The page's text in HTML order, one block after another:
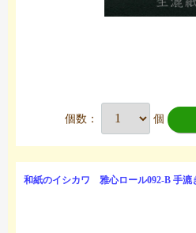
個数： 個
和紙のイシカワ 雅心ロール092-B 手漉